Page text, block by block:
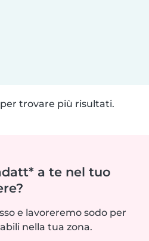
trovare più risultati.
a te nel tuo
e lavoreremo sodo per
nella tua zona.